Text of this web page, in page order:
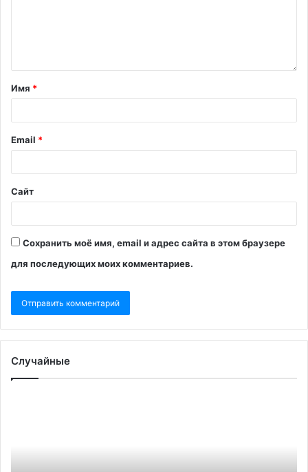
Имя *
Email *
Сайт
Сохранить моё имя, email и адрес сайта в этом браузере
для последующих моих комментариев.
Случайные